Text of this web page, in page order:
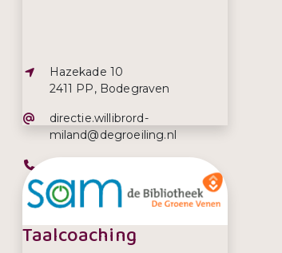
Adres:
Hazekade 10
2411 PP, Bodegraven
E-mailadres:
directie.willibrord-
miland@degroeiling.nl
Taalcoaching